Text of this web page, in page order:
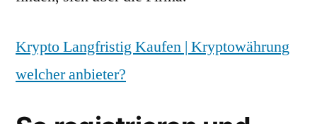
Krypto Langfristig Kaufen | Kryptowährung
welcher anbieter?